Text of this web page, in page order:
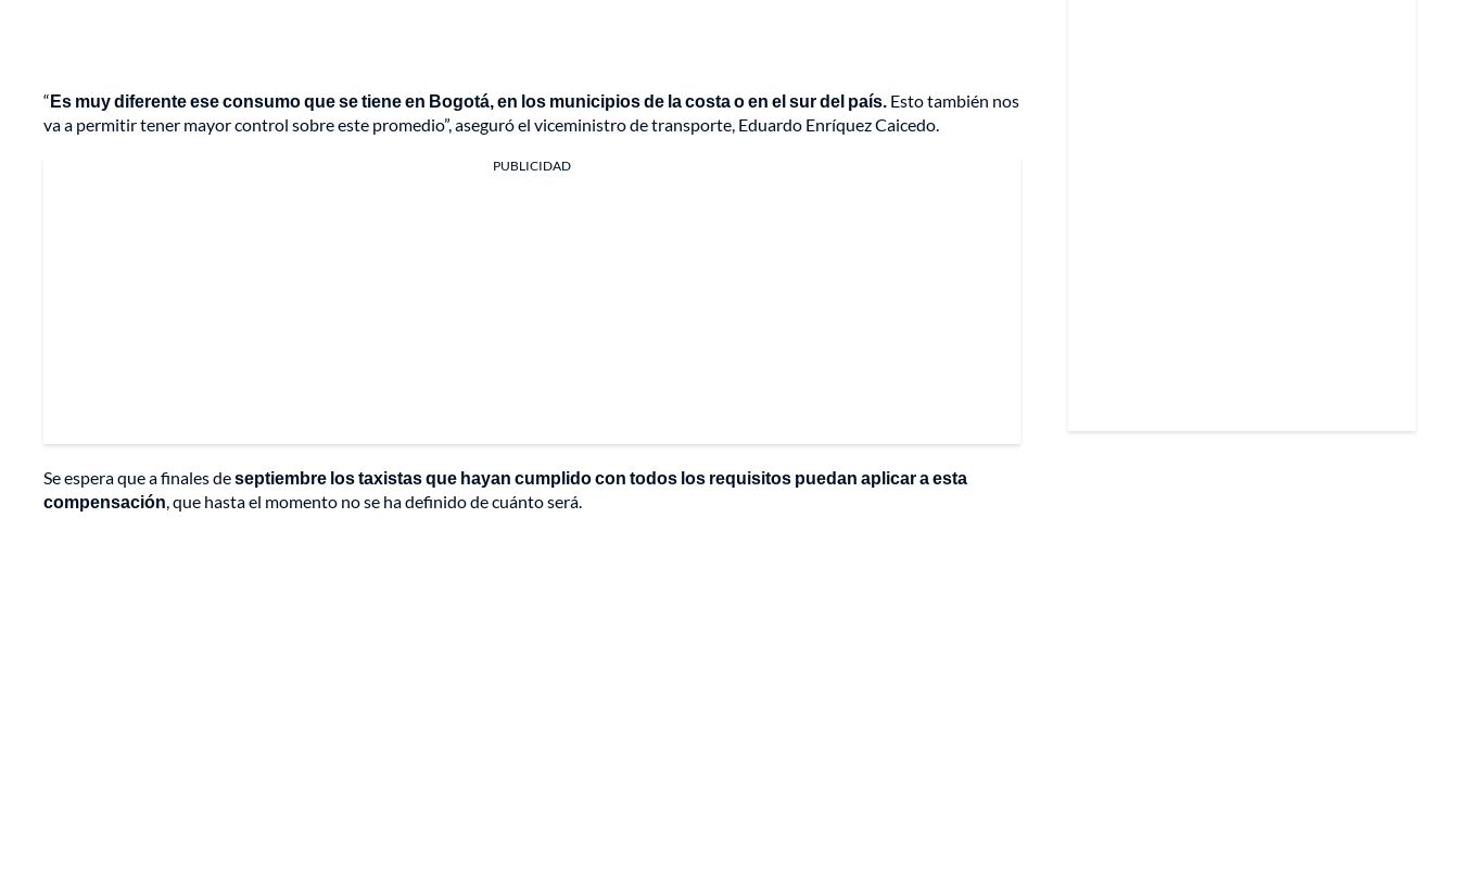
“Es muy diferente ese consumo que se tiene en Bogotá, en los municipios de la costa o en el sur del país. Esto también nos
va a permitir tener mayor control sobre este promedio”, aseguró el viceministro de transporte, Eduardo Enríquez Caicedo.
PUBLICIDAD
Se espera que a finales deseptiembre los taxistas que hayan cumplido con todos los requisitos puedan aplicar a esta
compensación, que hasta el momento no se ha definido de cuánto será.